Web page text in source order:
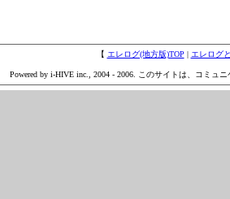
【 エレログ(地方版)TOP | エレログ
Powered by i-HIVE inc., 2004 - 2006. このサイトは、コミュ